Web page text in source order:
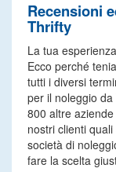
Recensioni
Thrifty
La tua
Ecco perché
tutti i diversi
per il noleggio
800 altre
nostri clienti
società di
fare la scelta